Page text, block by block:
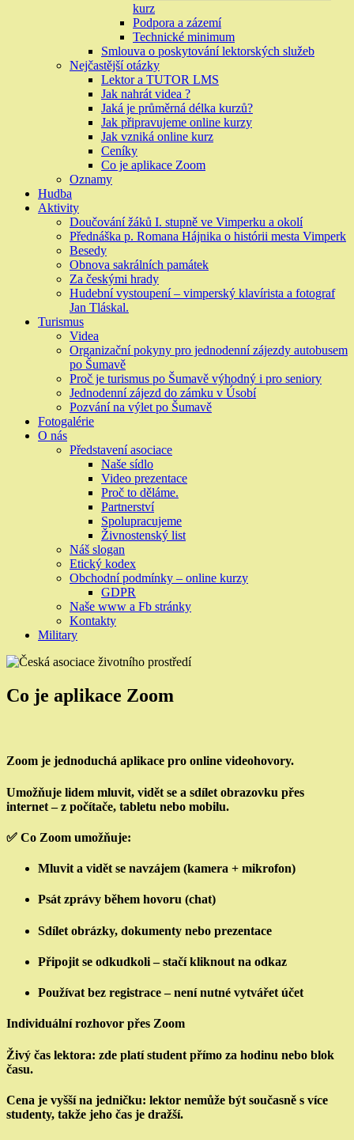
kurz
Podpora a zázemí
Technické minimum
Smlouva o poskytování lektorských služeb
Nejčastější otázky
Lektor a TUTOR LMS
Jak nahrát videa ?
Jaká je průměrná délka kurzů?
Jak připravujeme online kurzy
Jak vzniká online kurz
Ceníky
Co je aplikace Zoom
Oznamy
Hudba
Aktivity
Doučování žáků I. stupně ve Vimperku a okolí
Přednáška p. Romana Hájnika o histórii mesta Vimperk
Besedy
Obnova sakrálních památek
Za českými hrady
Hudební vystoupení – vimperský klavírista a fotograf
Jan Tláskal.
Turismus
Videa
Organizační pokyny pro jednodenní zájezdy autobusem
po Šumavě
Proč je turismus po Šumavě výhodný i pro seniory
Jednodenní zájezd do zámku v Úsobí
Pozvání na výlet po Šumavě
Fotogalérie
O nás
Představení asociace
Naše sídlo
Video prezentace
Proč to děláme.
Partnerství
Spolupracujeme
Živnostenský list
Náš slogan
Etický kodex
Obchodní podmínky – online kurzy
GDPR
Naše www a Fb stránky
Kontakty
Military
Co je aplikace Zoom
Zoom je jednoduchá aplikace pro online videohovory.
Umožňuje lidem mluvit, vidět se a sdílet obrazovku přes
internet – z počítače, tabletu nebo mobilu.
✅ Co Zoom umožňuje:
Mluvit a vidět se navzájem (kamera + mikrofon)
Psát zprávy během hovoru (chat)
Sdílet obrázky, dokumenty nebo prezentace
Připojit se odkudkoli – stačí kliknout na odkaz
Používat bez registrace – není nutné vytvářet účet
Individuální rozhovor přes Zoom
Živý čas lektora: zde platí student přímo za hodinu nebo blok
času.
Cena je vyšší na jedničku: lektor nemůže být současně s více
studenty, takže jeho čas je dražší.